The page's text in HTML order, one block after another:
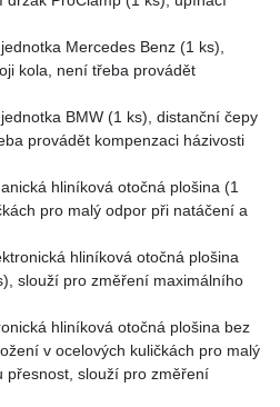
Mercedes Benz (1 ks),
kola, není třeba provádět
BMW (1 ks), distanční čepy
provádět kompenzaci házivosti
hliníková otočná plošina (1
pro malý odpor při natáčení a
hliníková otočná plošina
slouží pro změření maximálního
hliníková otočná plošina bez
v ocelových kuličkách pro malý
přesnost, slouží pro změření